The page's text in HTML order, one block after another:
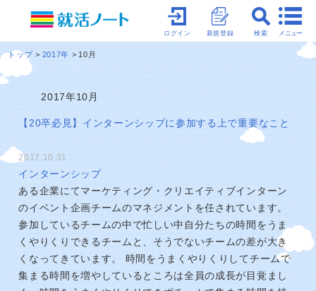
メニュー
検索
新規登録
ログイン
トップ 2017年 10月
2017年10月
【20卒必見】インターンシップに参加する上で重要なこと
2017.10.31
インターンシップ
ある企業にてマーケティング・クリエイティブインターン
のイベント企画チームのマネジメントを任されています。
参加しているチームの中で忙しい中自分たちの時間をうま
くやりくりできるチームと、そうでないチームの差が大き
くなってきています。 時間をうまくやりくりしてチームで
集まる時間を増やしているところは全員の成長が目覚まし